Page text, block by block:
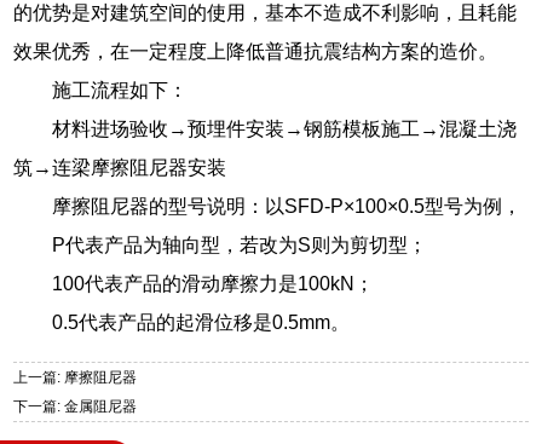
的优势是对建筑空间的使用，基本不造成不利影响，且耗能
效果优秀，在一定程度上降低普通抗震结构方案的造价。
施工流程如下：
材料进场验收→预埋件安装→钢筋模板施工→混凝土浇
筑→连梁摩擦阻尼器安装
摩擦阻尼器的型号说明：以SFD-P×100×0.5型号为例，
P代表产品为轴向型，若改为S则为剪切型；
100代表产品的滑动摩擦力是100kN；
0.5代表产品的起滑位移是0.5mm。
上一篇: 摩擦阻尼器
下一篇: 金属阻尼器